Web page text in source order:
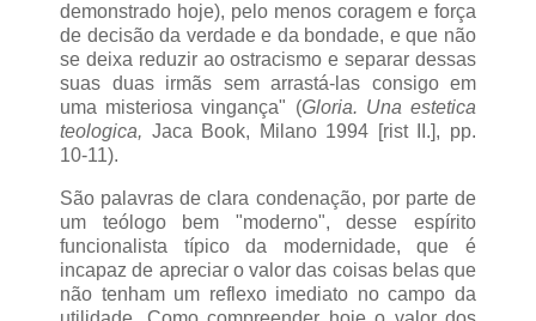
demonstrado hoje), pelo menos coragem e força
de decisão da verdade e da bondade, e que não
se deixa reduzir ao ostracismo e separar dessas
suas duas irmãs sem arrastá-las consigo em
uma misteriosa vingança" (Gloria. Una estetica
teologica, Jaca Book, Milano 1994 [rist II.], pp.
10-11).
São palavras de clara condenação, por parte de
um teólogo bem "moderno", desse espírito
funcionalista típico da modernidade, que é
incapaz de apreciar o valor das coisas belas que
não tenham um reflexo imediato no campo da